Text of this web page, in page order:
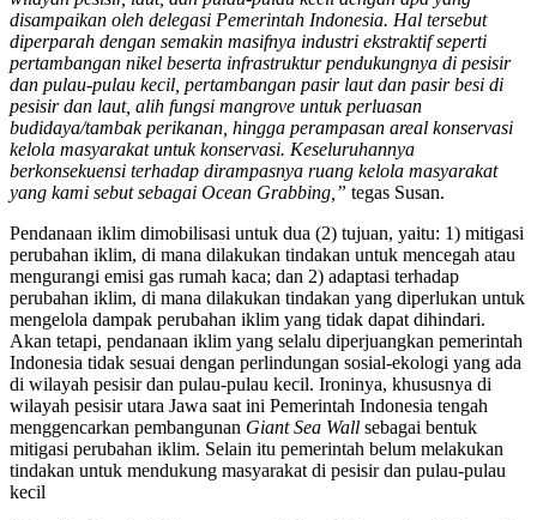
disampaikan oleh delegasi Pemerintah Indonesia. Hal tersebut
diperparah dengan semakin masifnya industri ekstraktif seperti
pertambangan nikel beserta infrastruktur pendukungnya di pesisir
dan pulau-pulau kecil, pertambangan pasir laut dan pasir besi di
pesisir dan laut, alih fungsi mangrove untuk perluasan
budidaya/tambak perikanan, hingga perampasan areal konservasi
kelola masyarakat untuk konservasi. Keseluruhannya
berkonsekuensi terhadap dirampasnya ruang kelola masyarakat
yang kami sebut sebagai Ocean Grabbing,” tegas Susan.
Pendanaan iklim dimobilisasi untuk dua (2) tujuan, yaitu: 1) mitigasi
perubahan iklim, di mana dilakukan tindakan untuk mencegah atau
mengurangi emisi gas rumah kaca; dan 2) adaptasi terhadap
perubahan iklim, di mana dilakukan tindakan yang diperlukan untuk
mengelola dampak perubahan iklim yang tidak dapat dihindari.
Akan tetapi, pendanaan iklim yang selalu diperjuangkan pemerintah
Indonesia tidak sesuai dengan perlindungan sosial-ekologi yang ada
di wilayah pesisir dan pulau-pulau kecil. Ironinya, khususnya di
wilayah pesisir utara Jawa saat ini Pemerintah Indonesia tengah
menggencarkan pembangunan Giant Sea Wall sebagai bentuk
mitigasi perubahan iklim. Selain itu pemerintah belum melakukan
tindakan untuk mendukung masyarakat di pesisir dan pulau-pulau
kecil